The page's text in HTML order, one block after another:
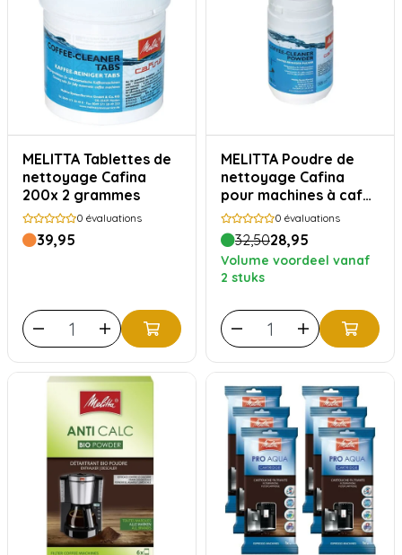
MELITTA Tablettes de
nettoyage Cafina
200x 2 grammes
0 évaluations
39,95
MELITTA Poudre de
nettoyage Cafina
pour machines à café
- 1kg - 24717
0 évaluations
32,5028,95
Volume voordeel vanaf
2 stuks